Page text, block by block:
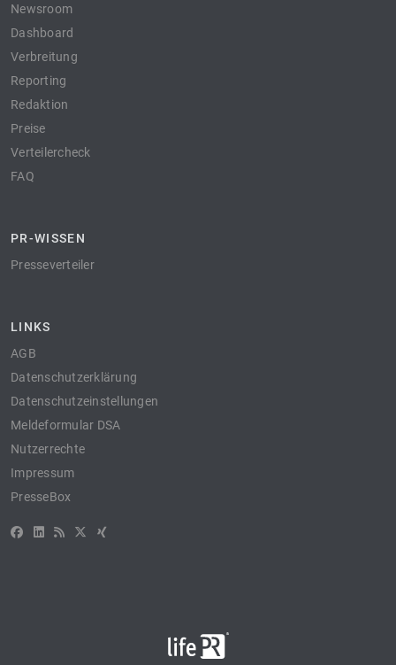
Newsroom
Dashboard
Verbreitung
Reporting
Redaktion
Preise
Verteilercheck
FAQ
PR-WISSEN
Presseverteiler
LINKS
AGB
Datenschutzerklärung
Datenschutzeinstellungen
Meldeformular DSA
Nutzerrechte
Impressum
PresseBox